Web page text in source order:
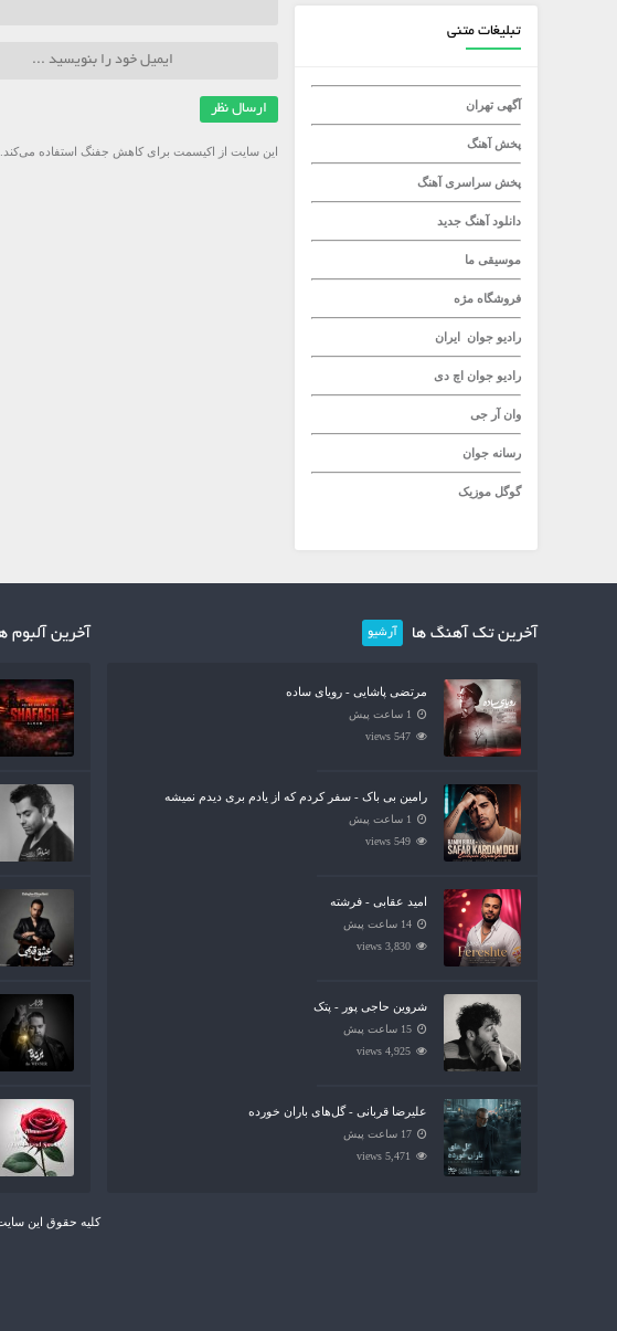
تبلیغات متنی
آگهی تهران
پخش آهنگ
پخش سراسری آهنگ
دانلود آهنگ جدید
موسیقی ما
فروشگاه مژه
رادیو جوان ایران
رادیو جوان اچ دی
وان آر جی
رسانه جوان
گوگل موزیک
این سایت از اکیسمت برای کاهش جفنگ استفاده می‌کند.
آخرین تک آهنگ ها آرشیو
مرتضی پاشایی - رویای ساده
1 ساعت پیش
547 views
رامین بی باک - سفر کردم که از یادم بری دیدم نمیشه
1 ساعت پیش
549 views
امید عقابی - فرشته
14 ساعت پیش
3,830 views
شروین حاجی پور - پتک
15 ساعت پیش
4,925 views
علیرضا قربانی - گل‌های باران خورده
17 ساعت پیش
5,471 views
آخرین آلبوم
کلیه حقوق این